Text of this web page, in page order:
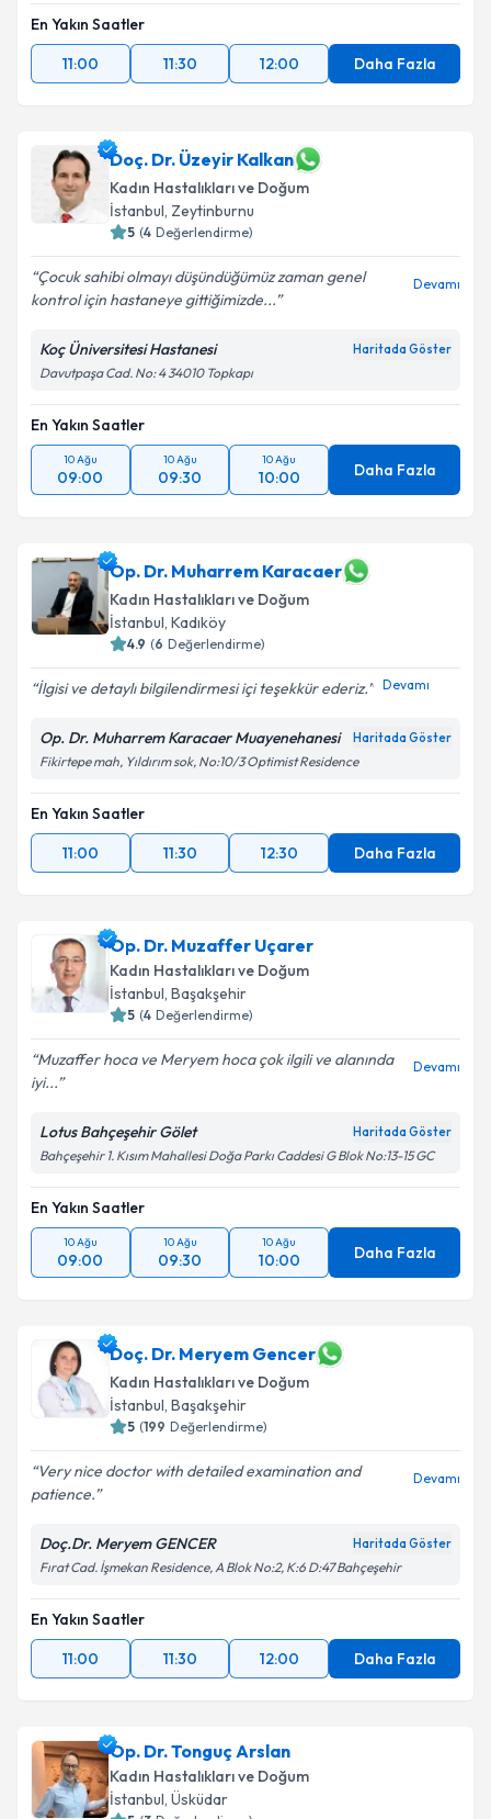
En Yakın Saatler
11:00
11:30 12:00 Daha Fazla
Doç. Dr. Üzeyir Kalkan
Kadın Hastalıkları ve Doğum
İstanbul, Zeytinburnu
5 (4 Değerlendirme)
Çocuk sahibi olmayı düşündüğümüz zaman genel
kontrol için hastaneye gittiğimizde...
Devamı
Koç Üniversitesi Hastanesi Haritada Göster
Davutpaşa Cad. No: 4 34010 Topkapı
En Yakın Saatler
10 Ağu
09:00
10 Ağu
09:30
10 Ağu
10:00 Daha Fazla
Op. Dr. Muharrem Karacaer
Kadın Hastalıkları ve Doğum
İstanbul, Kadıköy
4.9 (6 Değerlendirme)
İlgisi ve detaylı bilgilendirmesi içi teşekkür ederiz. Devamı
Op. Dr. Muharrem Karacaer Muayenehanesi Haritada Göster
Fikirtepe mah, Yıldırım sok, No:10/3 Optimist Residence
En Yakın Saatler
11:00
11:30 12:30 Daha Fazla
Op. Dr. Muzaffer Uçarer
Kadın Hastalıkları ve Doğum
İstanbul, Başakşehir
5 (4 Değerlendirme)
Muzaffer hoca ve Meryem hoca çok ilgili ve alanında
iyi...
Devamı
Lotus Bahçeşehir Gölet Haritada Göster
Bahçeşehir 1. Kısım Mahallesi Doğa Parkı Caddesi G Blok No:13-15 GC
En Yakın Saatler
10 Ağu
09:00
10 Ağu
09:30
10 Ağu
10:00 Daha Fazla
Doç. Dr. Meryem Gencer
Kadın Hastalıkları ve Doğum
İstanbul, Başakşehir
5 (199 Değerlendirme)
Very nice doctor with detailed examination and
patience.
Devamı
Doç.Dr. Meryem GENCER Haritada Göster
Fırat Cad. İşmekan Residence, A Blok No:2, K:6 D:47 Bahçeşehir
En Yakın Saatler
11:00
11:30 12:00 Daha Fazla
Op. Dr. Tonguç Arslan
Kadın Hastalıkları ve Doğum
İstanbul, Üsküdar